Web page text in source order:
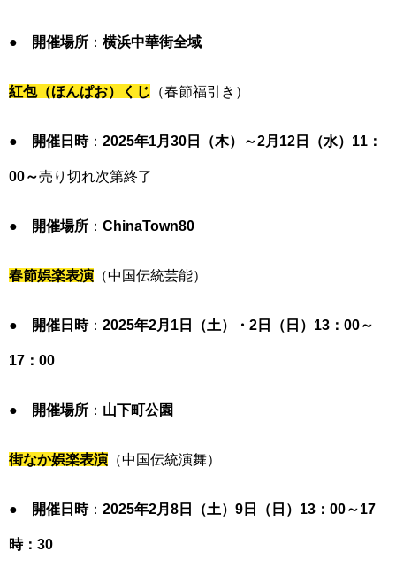
● 開催場所 ： 横浜中華街全域
紅包（ほんぱお）くじ （春節福引き）
● 開催日時： 2025年1月30日（木）～2月12日（水）11 ：
00～売り切れ次第終了
● 開催場所 ： ChinaTown80
春節娯楽表演 （中国伝統芸能）
● 開催日時： 2025年2月1日（土）・2日（日）13 ：00～
17 ：00
● 開催場所 ： 山下町公園
街なか娯楽表演 （中国伝統演舞）
● 開催日時： 2025年2月8日（土）9日（日）13 ：00～17
時：30